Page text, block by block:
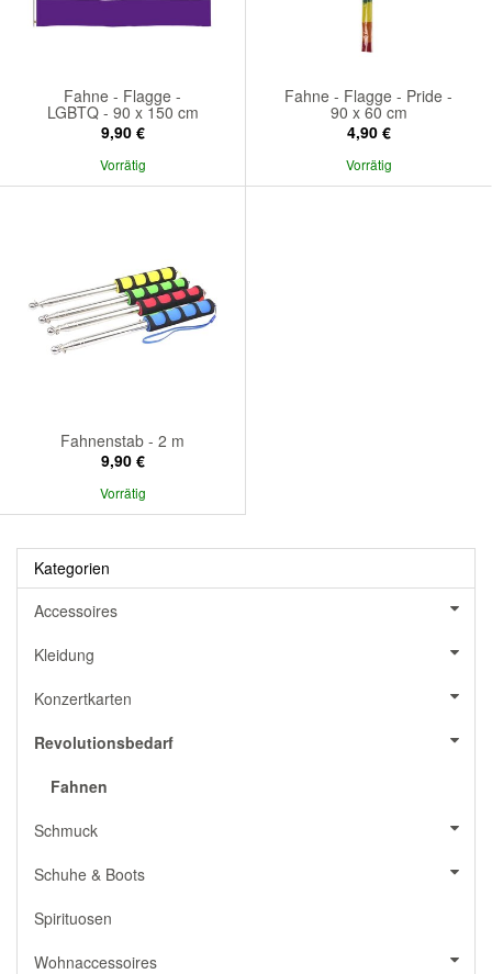
Fahne - Flagge -
LGBTQ - 90 x 150 cm
9,90 €
Vorrätig
Fahne - Flagge - Pride -
90 x 60 cm
4,90 €
Vorrätig
Fahnenstab - 2 m
9,90 €
Vorrätig
Kategorien
Accessoires
Kleidung
Konzertkarten
Revolutionsbedarf
Fahnen
Schmuck
Schuhe & Boots
Spirituosen
Wohnaccessoires